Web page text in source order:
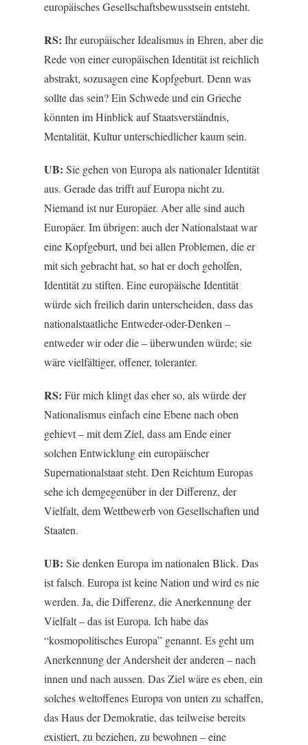
europäisches Gesellschaftsbewusstsein entsteht.
RS: Ihr europäischer Idealismus in Ehren, aber die
Rede von einer europäischen Identität ist reichlich
abstrakt, sozusagen eine Kopfgeburt. Denn was
sollte das sein? Ein Schwede und ein Grieche
könnten im Hinblick auf Staatsverständnis,
Mentalität, Kultur unterschiedlicher kaum sein.
UB: Sie gehen von Europa als nationaler Identität
aus. Gerade das trifft auf Europa nicht zu.
Niemand ist nur Europäer. Aber alle sind auch
Europäer. Im übrigen: auch der Nationalstaat war
eine Kopfgeburt, und bei allen Problemen, die er
mit sich gebracht hat, so hat er doch geholfen,
Identität zu stiften. Eine europäische Identität
würde sich freilich darin unterscheiden, dass das
nationalstaatliche Entweder-oder-Denken –
entweder wir oder die – überwunden würde; sie
wäre vielfältiger, offener, toleranter.
RS: Für mich klingt das eher so, als würde der
Nationalismus einfach eine Ebene nach oben
gehievt – mit dem Ziel, dass am Ende einer
solchen Entwicklung ein europäischer
Supernationalstaat steht. Den Reichtum Europas
sehe ich demgegenüber in der Differenz, der
Vielfalt, dem Wettbewerb von Gesellschaften und
Staaten.
UB: Sie denken Europa im nationalen Blick. Das
ist falsch. Europa ist keine Nation und wird es nie
werden. Ja, die Differenz, die Anerkennung der
Vielfalt – das ist Europa. Ich habe das
“kosmopolitisches Europa” genannt. Es geht um
Anerkennung der Andersheit der anderen – nach
innen und nach aussen. Das Ziel wäre es eben, ein
solches weltoffenes Europa von unten zu schaffen,
das Haus der Demokratie, das teilweise bereits
existiert, zu beziehen, zu bewohnen – eine